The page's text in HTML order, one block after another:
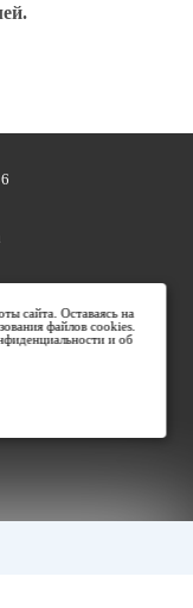
сайта. Оставаясь на
файлов cookies.
и об